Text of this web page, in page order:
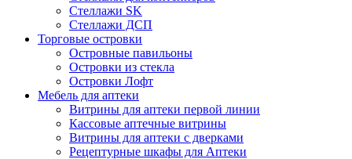
Стеллажи SK
Стеллажи ДСП
Торговые островки
Островные павильоны
Островки из стекла
Островки Лофт
Мебель для аптеки
Витрины для аптеки первой линии
Кассовые аптечные витрины
Витрины для аптеки с дверками
Рецептурные шкафы для Аптеки